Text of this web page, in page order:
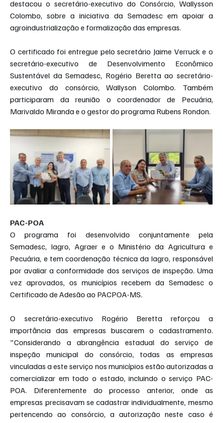
destacou o secretário-executivo do Consórcio, Wallysson
Colombo, sobre a iniciativa da Semadesc em apoiar a
agroindustrialização e formalização das empresas.
O certificado foi entregue pelo secretário Jaime Verruck e o
secretário-executivo de Desenvolvimento Econômico
Sustentável da Semadesc, Rogério Beretta ao secretário-
executivo do consórcio, Wallyson Colombo. Também
participaram da reunião o coordenador de Pecuária,
Marivaldo Miranda e o gestor do programa Rubens Rondon.
PAC-POA
O programa foi desenvolvido conjuntamente pela
Semadesc, Iagro, Agraer e o Ministério da Agricultura e
Pecuária, e tem coordenação técnica da Iagro, responsável
por avaliar a conformidade dos serviços de inspeção. Uma
vez aprovados, os municípios recebem da Semadesc o
Certificado de Adesão ao PACPOA-MS.
O secretário-executivo Rogério Beretta reforçou a
importância das empresas buscarem o cadastramento.
"Considerando a abrangência estadual do serviço de
inspeção municipal do consórcio, todas as empresas
vinculadas a este serviço nos municípios estão autorizadas a
comercializar em todo o estado, incluindo o serviço PAC-
POA. Diferentemente do processo anterior, onde as
empresas precisavam se cadastrar individualmente, mesmo
pertencendo ao consórcio, a autorização neste caso é